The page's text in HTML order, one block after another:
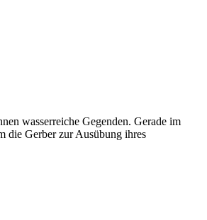
wasserreiche Gegenden. Gerade im
die Gerber zur Ausübung ihres